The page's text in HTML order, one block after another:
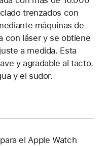
trenzados con
máquinas de
con láser y se obtiene
a medida. Esta
y agradable al tacto.
y el sudor.
el Apple Watch